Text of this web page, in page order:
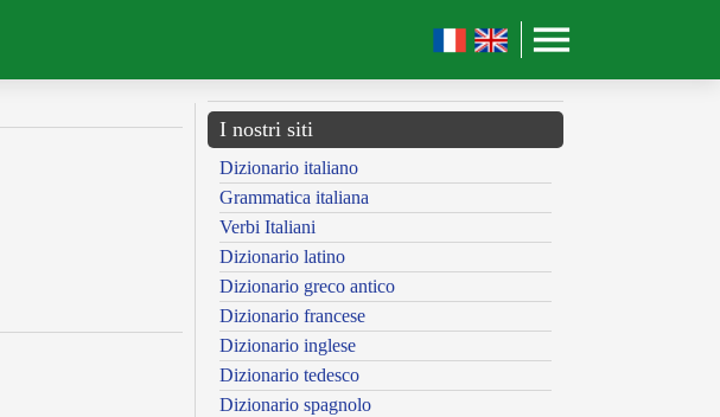
I nostri siti
Dizionario italiano
Grammatica italiana
Verbi Italiani
Dizionario latino
Dizionario greco antico
Dizionario francese
Dizionario inglese
Dizionario tedesco
Dizionario spagnolo